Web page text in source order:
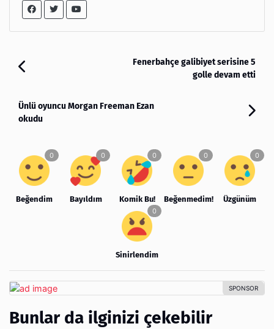
Fenerbahçe galibiyet serisine 5
golle devam etti
Ünlü oyuncu Morgan Freeman Ezan
okudu
Beğendim Bayıldım Komik Bu! Beğenmedim! Üzgünüm
Sinirlendim
Bunlar da ilginizi çekebilir